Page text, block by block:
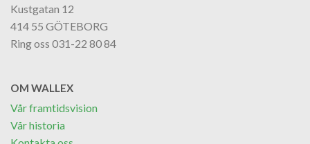
Kustgatan 12
414 55 GÖTEBORG
Ring oss 031-22 80 84
OM WALLEX
Vår framtidsvision
Vår historia